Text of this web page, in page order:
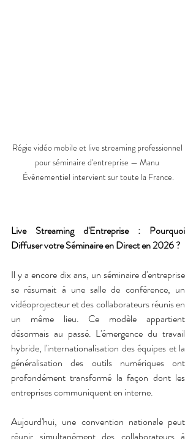
Régie vidéo mobile et live streaming professionnel
pour séminaire d'entreprise — Manu
Événementiel intervient sur toute la France.
Live Streaming d'Entreprise : Pourquoi
Diffuser votre Séminaire en Direct en 2026 ?
Il y a encore dix ans, un séminaire d'entreprise
se résumait à une salle de conférence, un
vidéoprojecteur et des collaborateurs réunis en
un même lieu. Ce modèle appartient
désormais au passé. L'émergence du travail
hybride, l'internationalisation des équipes et la
généralisation des outils numériques ont
profondément transformé la façon dont les
entreprises communiquent en interne.
Aujourd'hui, une convention nationale peut